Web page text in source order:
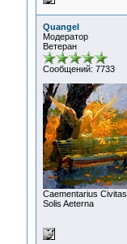
Quangel
Модератор
Ветеран
Сообщений: 7733
Сaementarius Civitas
Solis Aeterna